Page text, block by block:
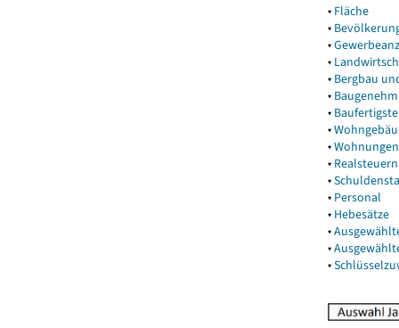
▾ Fläche
▾
▾
▾
▾ Bergbau
▾
▾
▾
▾Wohnungen
▾ Realsteuern
▾
▾ Personal
▾ Hebesätze
▾
▾
▾